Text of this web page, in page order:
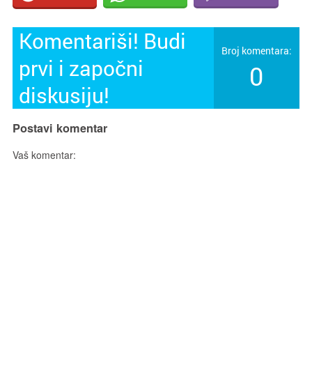
Komentariši! Budi
prvi i započni
diskusiju!
Broj komentara:
0
Postavi komentar
Vaš komentar: